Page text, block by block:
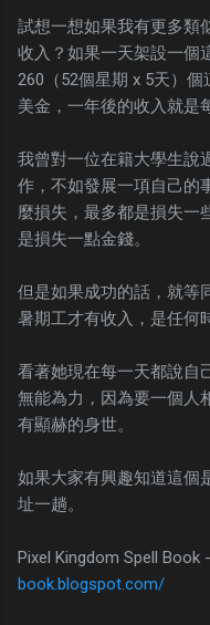
試想一想如果我有更多類
收入？如果一天架設一個
260（52個星期 x 5天）
美金，一年後的收入就是
我曾對一位在籍大學生說
作，不如發展一項自己的
麼損失，最多都是損失一
是損失一點金錢。
但是如果成功的話，就等
暑期工才有收入，是任何
看著她現在每一天都說自
無能為力，因為要一個人
有顯赫的身世。
如果大家有興趣知道這個
址一趟。
Pixel Kingdom Spell Book -
book.blogspot.com/